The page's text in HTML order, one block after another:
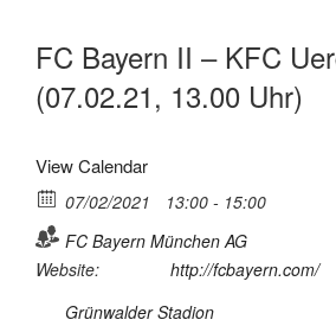
FC Bayern II – KFC
(07.02.21, 13.00 Uhr)
View Calendar
07/02/2021
13:00 - 15:00
FC Bayern München AG
Website:
http://fcbayern.com/
Grünwalder Stadion